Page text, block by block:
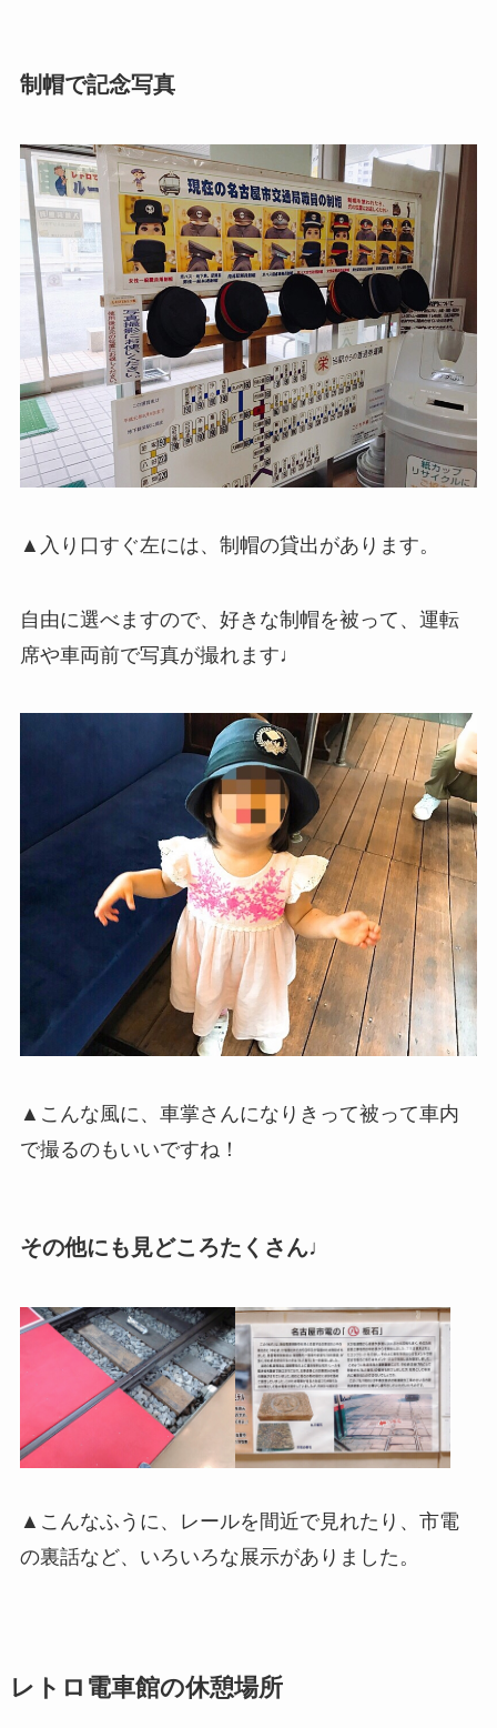
制帽で記念写真
▲入り口すぐ左には、制帽の貸出があります。
自由に選べますので、好きな制帽を被って、運転
席や車両前で写真が撮れます♩
▲こんな風に、車掌さんになりきって被って車内
で撮るのもいいですね！
その他にも見どころたくさん♩
▲こんなふうに、レールを間近で見れたり、市電
の裏話など、いろいろな展示がありました。
レトロ電車館の休憩場所